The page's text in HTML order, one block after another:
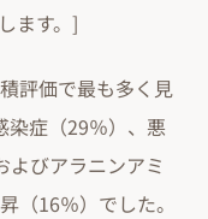
ます。]
評価で最も多く見
染症（29％）、悪
びアラニンアミ
（16％）でした。